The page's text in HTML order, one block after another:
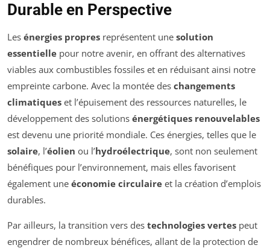
Durable en Perspective
Les énergies propres représentent une solution
essentielle pour notre avenir, en offrant des alternatives
viables aux combustibles fossiles et en réduisant ainsi notre
empreinte carbone. Avec la montée des changements
climatiques et l’épuisement des ressources naturelles, le
développement des solutions énergétiques renouvelables
est devenu une priorité mondiale. Ces énergies, telles que le
solaire, l’éolien ou l’hydroélectrique, sont non seulement
bénéfiques pour l’environnement, mais elles favorisent
également une économie circulaire et la création d’emplois
durables.
Par ailleurs, la transition vers des technologies vertes peut
engendrer de nombreux bénéfices, allant de la protection de